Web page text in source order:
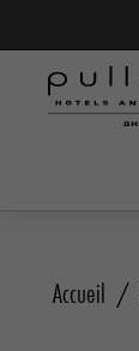
Accueil